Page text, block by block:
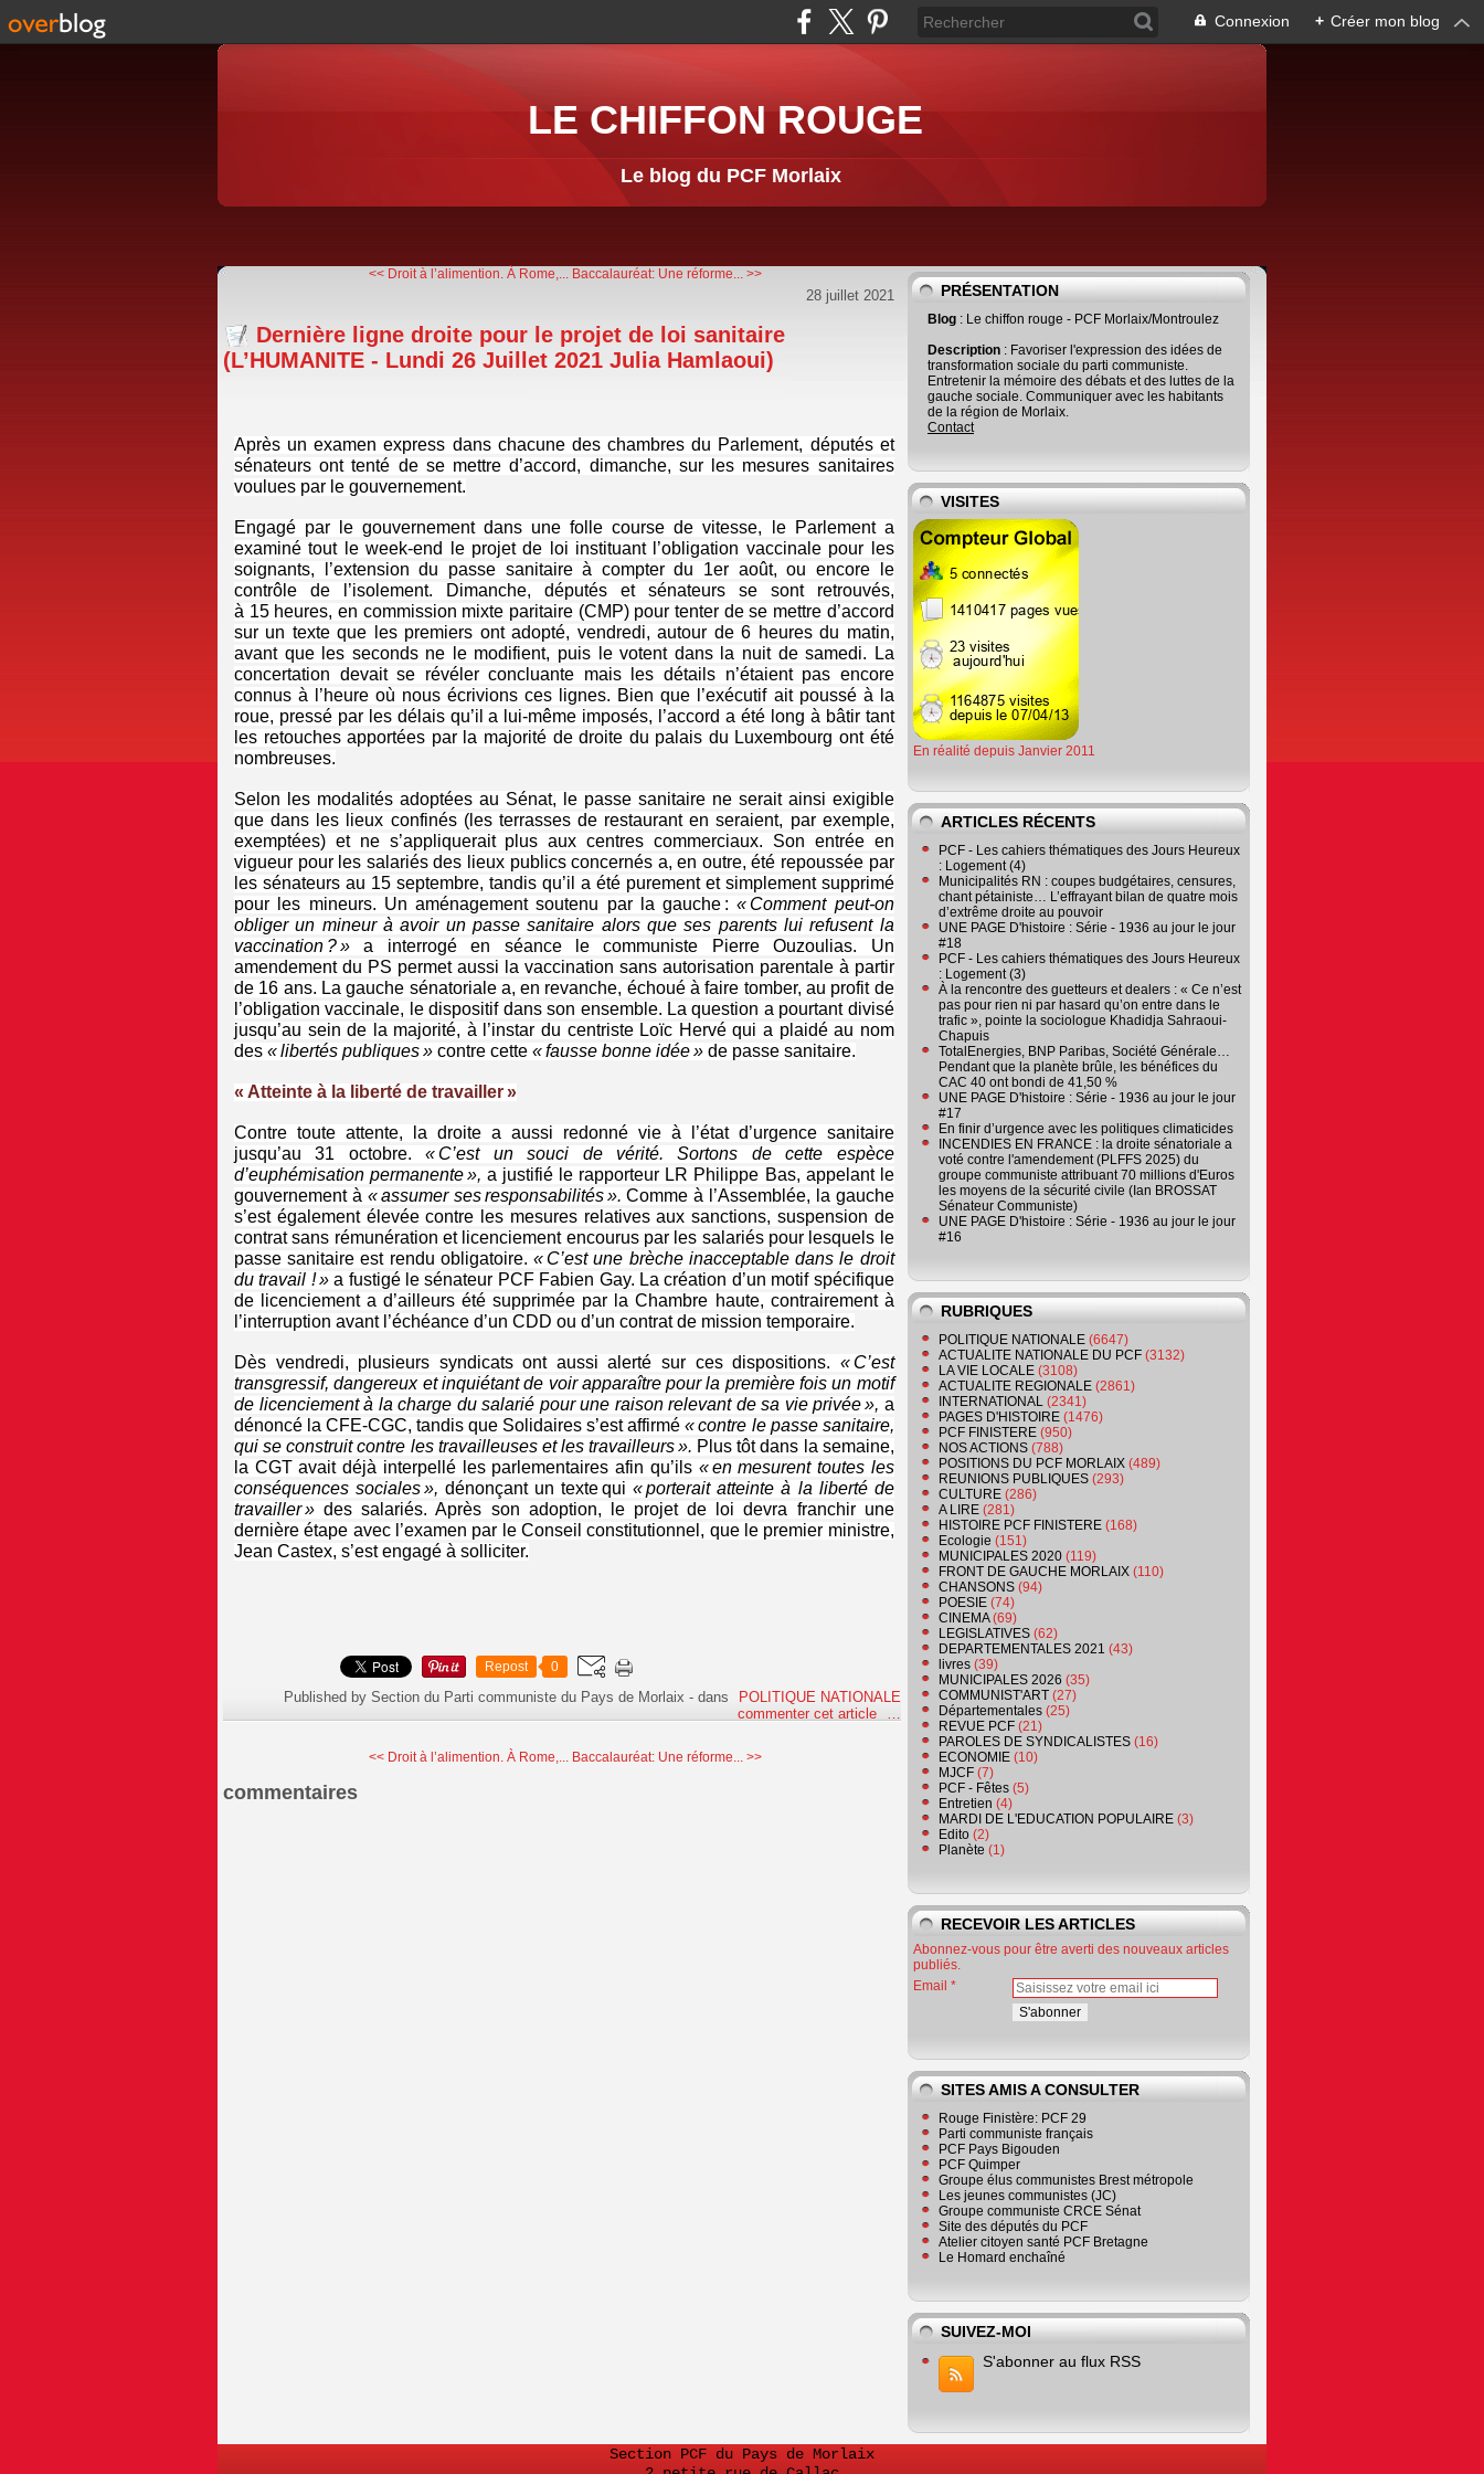
Connexion + Créer mon blog
LE CHIFFON ROUGE
Le blog du PCF Morlaix
<< Droit à l’alimention. À Rome,... Baccalauréat: Une réforme... >>
28 juillet 2021
Dernière ligne droite pour le projet de loi sanitaire
(L’HUMANITE - Lundi 26 Juillet 2021 Julia Hamlaoui)
Après un examen express dans chacune des chambres du Parlement, députés et
sénateurs ont tenté de se mettre d’accord, dimanche, sur les mesures sanitaires
voulues par le gouvernement.
Engagé par le gouvernement dans une folle course de vitesse, le Parlement a
examiné tout le week-end le projet de loi instituant l’obligation vaccinale pour les
soignants, l’extension du passe sanitaire à compter du 1er août, ou encore le
contrôle de l’isolement. Dimanche, députés et sénateurs se sont retrouvés,
à 15 heures, en commission mixte paritaire (CMP) pour tenter de se mettre d’accord
sur un texte que les premiers ont adopté, vendredi, autour de 6 heures du matin,
avant que les seconds ne le modifient, puis le votent dans la nuit de samedi. La
concertation devait se révéler concluante mais les détails n’étaient pas encore
connus à l’heure où nous écrivions ces lignes. Bien que l’exécutif ait poussé à la
roue, pressé par les délais qu’il a lui-même imposés, l’accord a été long à bâtir tant
les retouches apportées par la majorité de droite du palais du Luxembourg ont été
nombreuses.
Selon les modalités adoptées au Sénat, le passe sanitaire ne serait ainsi exigible
que dans les lieux confinés (les terrasses de restaurant en seraient, par exemple,
exemptées) et ne s’appliquerait plus aux centres commerciaux. Son entrée en
vigueur pour les salariés des lieux publics concernés a, en outre, été repoussée par
les sénateurs au 15 septembre, tandis qu’il a été purement et simplement supprimé
pour les mineurs. Un aménagement soutenu par la gauche :« Comment peut-on
obliger un mineur à avoir un passe sanitaire alors que ses parents lui refusent la
vaccination ? » a interrogé en séance le communiste Pierre Ouzoulias. Un
amendement du PS permet aussi la vaccination sans autorisation parentale à partir
de 16 ans. La gauche sénatoriale a, en revanche, échoué à faire tomber, au profit de
l’obligation vaccinale, le dispositif dans son ensemble. La question a pourtant divisé
jusqu’au sein de la majorité, à l’instar du centriste Loïc Hervé qui a plaidé au nom
des « libertés publiques » contre cette « fausse bonne idée » de passe sanitaire.
« Atteinte à la liberté de travailler »
Contre toute attente, la droite a aussi redonné vie à l’état d’urgence sanitaire
jusqu’au 31 octobre.« C’est un souci de vérité. Sortons de cette espèce
d’euphémisation permanente »,a justifié le rapporteur LR Philippe Bas, appelant le
gouvernement à « assumer ses responsa­bilités ». Comme à l’Assemblée, la gauche
s’est également élevée contre les mesures relatives aux sanctions, suspension de
contrat sans rémunération et licenciement encourus par les salariés pour lesquels le
passe sanitaire est rendu obligatoire.« C’est une brèche inacceptable dans le droit
du travail ! »a fustigé le sénateur PCF Fabien Gay. La création d’un motif spécifique
de licenciement a d’ailleurs été supprimée par la Chambre haute, contrairement à
l’interruption avant l’échéance d’un CDD ou d’un contrat de mission temporaire.
Dès vendredi, plusieurs syndicats ont aussi alerté sur ces dispositions. « C’est
transgressif, dangereux et inquiétant de voir apparaître pour la première fois un motif
de licenciement à la charge du salarié pour une raison relevant de sa vie privée », a
dénoncé la CFE-CGC, tandis que Solidaires s’est affirmé« contre le passe sanitaire,
qui se construit contre les travailleuses et les travailleurs ». Plus tôt dans la semaine,
la CGT avait déjà interpellé les parlementaires afin qu’ils « en mesurent toutes les
conséquences sociales », dénonçant un texte qui« porterait atteinte à la liberté de
travailler » des salariés. Après son adoption, le projet de loi devra franchir une
dernière étape avec l’examen par le Conseil constitutionnel, que le premier ministre,
Jean Castex, s’est engagé à solliciter.
Repost 0
Published by Section du Parti communiste du Pays de Morlaix -dans
POLITIQUE NATIONALE
commenter cet article
…
<< Droit à l’alimention. À Rome,... Baccalauréat: Une réforme... >>
commentaires
PRÉSENTATION
Blog : Le chiffon rouge - PCF Morlaix/Montroulez
Description : Favoriser l'expression des idées de
transformation sociale du parti communiste.
Entretenir la mémoire des débats et des luttes de la
gauche sociale. Communiquer avec les habitants
de la région de Morlaix.
Contact
VISITES
En réalité depuis Janvier 2011
ARTICLES RÉCENTS
PCF - Les cahiers thématiques des Jours Heureux
: Logement (4)
Municipalités RN : coupes budgétaires, censures,
chant pétainiste… L’effrayant bilan de quatre mois
d’extrême droite au pouvoir
UNE PAGE D'histoire : Série - 1936 au jour le jour
#18
PCF - Les cahiers thématiques des Jours Heureux
: Logement (3)
À la rencontre des guetteurs et dealers : « Ce n’est
pas pour rien ni par hasard qu’on entre dans le
trafic », pointe la sociologue Khadidja Sahraoui-
Chapuis
TotalEnergies, BNP Paribas, Société Générale…
Pendant que la planète brûle, les bénéfices du
CAC 40 ont bondi de 41,50 %
UNE PAGE D'histoire : Série - 1936 au jour le jour
#17
En finir d’urgence avec les politiques climaticides
INCENDIES EN FRANCE : la droite sénatoriale a
voté contre l'amendement (PLFFS 2025) du
groupe communiste attribuant 70 millions d'Euros
les moyens de la sécurité civile (Ian BROSSAT
Sénateur Communiste)
UNE PAGE D'histoire : Série - 1936 au jour le jour
#16
RUBRIQUES
POLITIQUE NATIONALE (6647)
ACTUALITE NATIONALE DU PCF (3132)
LA VIE LOCALE (3108)
ACTUALITE REGIONALE (2861)
INTERNATIONAL (2341)
PAGES D'HISTOIRE (1476)
PCF FINISTERE (950)
NOS ACTIONS (788)
POSITIONS DU PCF MORLAIX (489)
REUNIONS PUBLIQUES (293)
CULTURE (286)
A LIRE (281)
HISTOIRE PCF FINISTERE (168)
Ecologie (151)
MUNICIPALES 2020 (119)
FRONT DE GAUCHE MORLAIX (110)
CHANSONS (94)
POESIE (74)
CINEMA(69)
LEGISLATIVES (62)
DEPARTEMENTALES 2021 (43)
livres (39)
MUNICIPALES 2026 (35)
COMMUNIST'ART (27)
Départementales (25)
REVUE PCF (21)
PAROLES DE SYNDICALISTES (16)
ECONOMIE (10)
MJCF (7)
PCF - Fêtes (5)
Entretien (4)
MARDI DE L'EDUCATION POPULAIRE (3)
Edito (2)
Planète (1)
RECEVOIR LES ARTICLES
Abonnez-vous pour être averti des nouveaux articles
publiés.
Email
SITES AMIS A CONSULTER
Rouge Finistère: PCF 29
Parti communiste français
PCF Pays Bigouden
PCF Quimper
Groupe élus communistes Brest métropole
Les jeunes communistes (JC)
Groupe communiste CRCE Sénat
Site des députés du PCF
Atelier citoyen santé PCF Bretagne
Le Homard enchaîné
SUIVEZ-MOI
S'abonner au flux RSS
Section PCF du Pays de Morlaix